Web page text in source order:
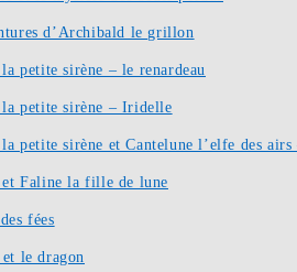
d’Archibald le grillon
petite sirène – le renardeau
petite sirène – Iridelle
petite sirène et Cantelune l’elfe des airs
Faline la fille de lune
fées
le dragon